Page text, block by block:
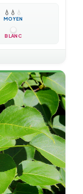
💧 💧 💧
MOYEN
BLANC